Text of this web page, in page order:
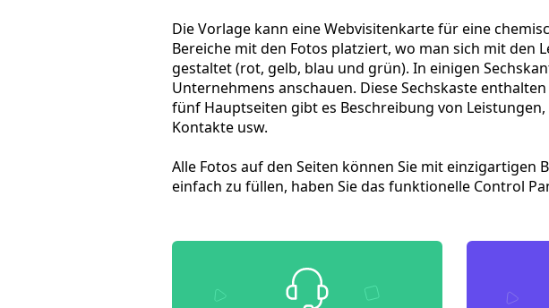
Die Vorlage kann eine Webvisitenkarte für eine
Bereiche mit den Fotos platziert, wo man sich mit den
gestaltet (rot, gelb, blau und grün). In einigen
Unternehmens anschauen. Diese Sechskaste
fünf Hauptseiten gibt es Beschreibung von
Kontakte usw.
Alle Fotos auf den Seiten können Sie mit
einfach zu füllen, haben Sie das funktionelle Control